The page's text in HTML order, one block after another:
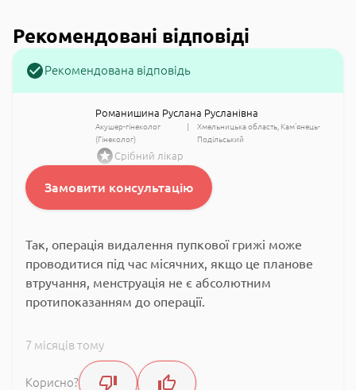
Рекомендовані відповіді
Рекомендована відповідь
Романишина Руслана Русланівна
Акушер-гінеколог
(Гінеколог)
Хмельницька область Кам'янець-
Подільський
Срібний лікар
Замовити консультацію
Так, операція видалення пупкової грижі може
проводитися під час місячних, якщо це планове
втручання, менструація не є абсолютним
протипоказанням до операції.
7 місяців тому
Корисно?